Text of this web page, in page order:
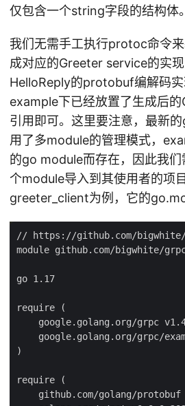
仅包含一个string字段的结构体。
我们无需手工执行protoc命令
成对应的Greeter service的实现
HelloReply的protobuf编解码实
example下已经放置了生成后
引用即可。这里要注意，最新的
用了多module的管理模式，
的go module而存在，因此我
个module导入到其使用者的项
greeter_client为例，它的